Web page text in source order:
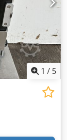
1 / 5